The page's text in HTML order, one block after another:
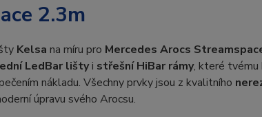
2.3m
Kelsa na míru pro Mercedes Arocs
LedBar lištyi střešní HiBar rámy, které tvému
nákladu. Všechny prvky jsou z kvalitního
úpravu svého Arocsu.